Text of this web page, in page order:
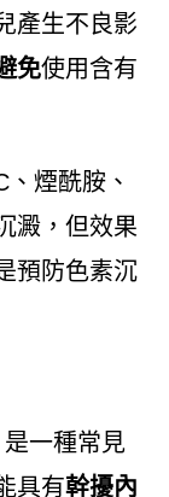
產生不良影
免使用含有
煙酰胺、
澱，但效果
預防色素沉
一種常見
具有幹擾內